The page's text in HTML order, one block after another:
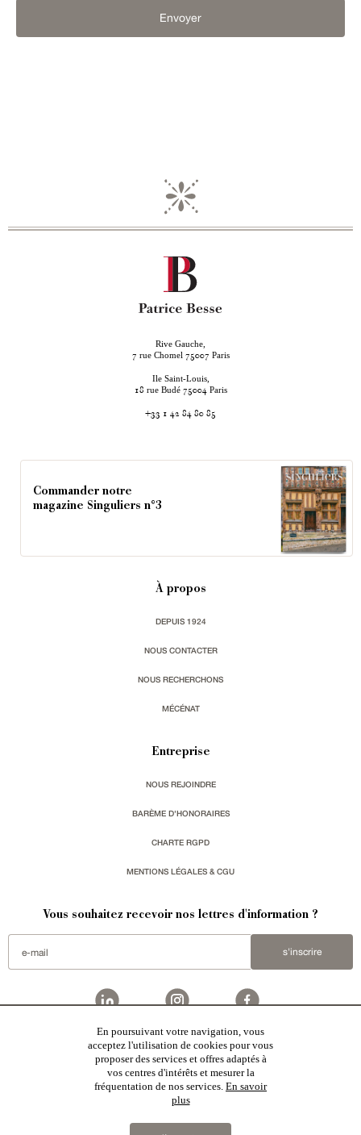
Envoyer
Rive Gauche,
7 rue Chomel 75007 Paris
Ile Saint-Louis,
18 rue Budé 75004 Paris
+33 1 42 84 80 85
Commander notre
magazine Singuliers n°3
À propos
DEPUIS 1924
NOUS CONTACTER
NOUS RECHERCHONS
MÉCÉNAT
Entreprise
NOUS REJOINDRE
BARÈME D'HONORAIRES
CHARTE RGPD
MENTIONS LÉGALES & CGU
Vous souhaitez recevoir nos lettres d'information ?
s'inscrire
Patrice Besse est une agence immobilière basée à Paris, ayant créé un réseau national spécialisé
dans la vente de bâtiments de caractère:
demeures & maisons
appartements,Architecture du 20ème S.,monuments historiques
mas & corps de ferme,maisons de village,chalets
forêts et terres agricoles,biens avec vue sur mer,patrimoine industriel
par chacun de nos responsables régionaux enrichissent régulièrement nos offres.
En poursuivant votre navigation, vous
acceptez l'utilisation de cookies pour vous
proposer des services et offres adaptés à
vos centres d'intérêts et mesurer la
fréquentation de nos services. En savoir
plus